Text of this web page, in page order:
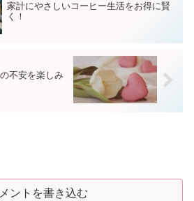
家計にやさしいコーヒー生活をお得に賢
く！
不安を楽しみ
ントを書き込む